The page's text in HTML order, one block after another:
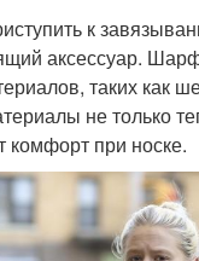
к
аксессуар.
таких как
не только
комфорт при носке.